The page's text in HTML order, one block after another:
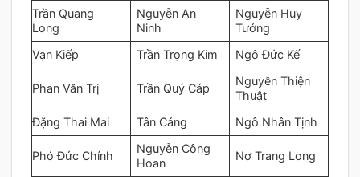
Trần Quang
Long
Nguyễn An
Ninh
Nguyễn Huy
Tưởng
Vạn Kiếp
Trần Trọng Kim Ngô Đức Kế
Phan Văn Trị Trần Quý Cáp
Nguyễn Thiện
Thuật
Đặng Thai Mai
Tân Cảng Ngô Nhân Tịnh
Phó Đức Chính
Nguyễn Công
Hoan
Nơ Trang Long